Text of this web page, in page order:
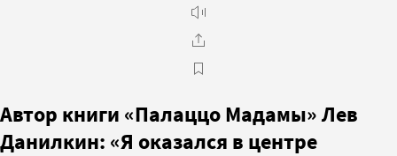
Автор книги «Палаццо Мадамы» Лев
Данилкин: «Я оказался в центре